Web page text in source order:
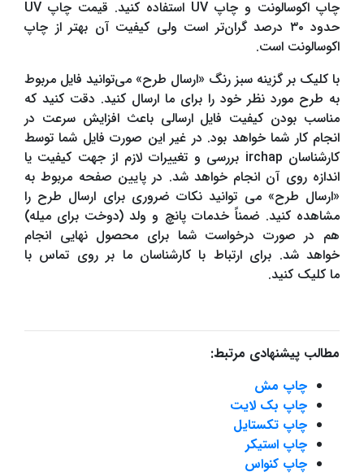
حدود ۳۰ درصد گران‌تر است ولی کیفیت آن بهتر از چاپ
اکوسالونت است.
با کلیک بر گزینه سبز رنگ «ارسال طرح» می‌توانید فایل مربوط
به طرح مورد نظر خود را برای ما ارسال کنید. دقت کنید که
مناسب بودن کیفیت فایل ارسالی باعث افزایش سرعت در
انجام کار شما خواهد بود. در غیر این صورت فایل شما توسط
کارشناسان irchap بررسی و تغییرات لازم از جهت کیفیت یا
اندازه روی آن انجام خواهد شد. در پایین صفحه مربوط به
«ارسال طرح» می توانید نکات ضروری برای ارسال طرح را
مشاهده کنید. ضمناً خدمات پانچ و ولد (دوخت برای میله)
هم در صورت درخواست شما برای محصول نهایی انجام
خواهد شد. برای ارتباط با کارشناسان ما بر روی تماس با
ما کلیک کنید.
مطالب پیشنهادی مرتبط:
چاپ مش
چاپ بک لایت
چاپ تکستایل
چاپ استیکر
چاپ کنواس